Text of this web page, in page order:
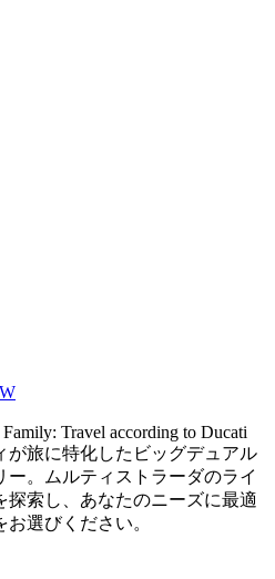
Travel according to Ducati
が旅に特化したビッグデュアル
ー。ムルティストラーダのライ
探索し、あなたのニーズに最適
お選びください。